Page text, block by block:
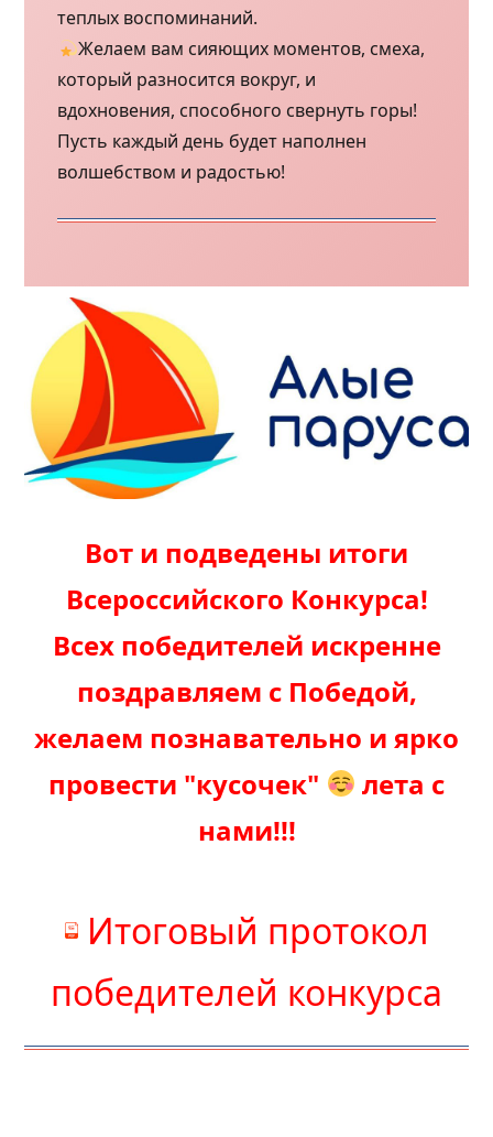
теплых воспоминаний.
Желаем вам сияющих моментов, смеха,
который разносится вокруг, и
вдохновения, способного свернуть горы!
Пусть каждый день будет наполнен
волшебством и радостью!
Вот и подведены итоги
Всероссийского Конкурса!
Всех победителей искренне
поздравляем с Победой,
желаем познавательно и ярко
провести "кусочек"
лета с
нами!!!
Итоговый протокол
победителей конкурса